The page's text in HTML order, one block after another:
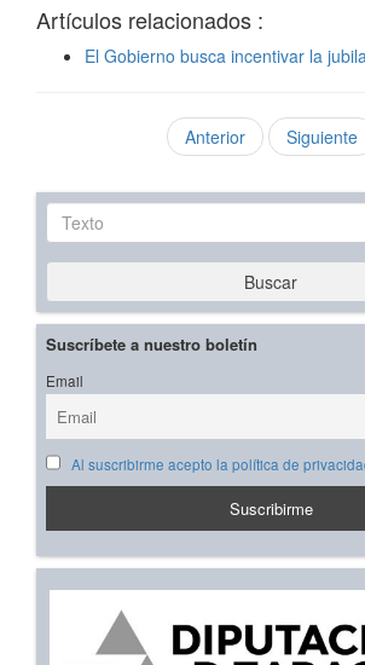
Artículos relacionados :
El Gobierno busca incentivar la
Anterior Siguiente
Texto
Buscar
Suscríbete a nuestro boletín
Email
Al suscribirme acepto la política de